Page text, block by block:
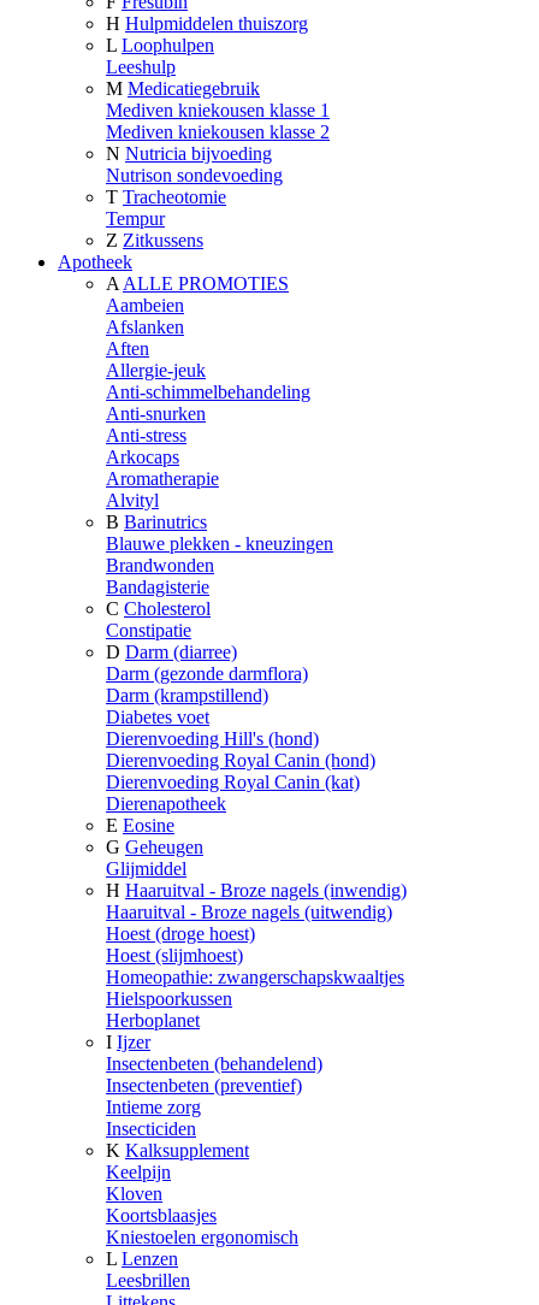
H Hulpmiddelen thuiszorg
L Loophulpen
Leeshulp
M Medicatiegebruik
Mediven kniekousen klasse 1
Mediven kniekousen klasse 2
N Nutricia bijvoeding
Nutrison sondevoeding
T Tracheotomie
Tempur
Z Zitkussens
Apotheek
A ALLE PROMOTIES
Aambeien
Afslanken
Aften
Allergie-jeuk
Anti-schimmelbehandeling
Anti-snurken
Anti-stress
Arkocaps
Aromatherapie
Alvityl
B Barinutrics
Blauwe plekken - kneuzingen
Brandwonden
Bandagisterie
C Cholesterol
Constipatie
D Darm (diarree)
Darm (gezonde darmflora)
Darm (krampstillend)
Diabetes voet
Dierenvoeding Hill's (hond)
Dierenvoeding Royal Canin (hond)
Dierenvoeding Royal Canin (kat)
Dierenapotheek
E Eosine
G Geheugen
Glijmiddel
H Haaruitval - Broze nagels (inwendig)
Haaruitval - Broze nagels (uitwendig)
Hoest (droge hoest)
Hoest (slijmhoest)
Homeopathie: zwangerschapskwaaltjes
Hielspoorkussen
Herboplanet
I Ijzer
Insectenbeten (behandelend)
Insectenbeten (preventief)
Intieme zorg
Insecticiden
K Kalksupplement
Keelpijn
Kloven
Koortsblaasjes
Kniestoelen ergonomisch
L Lenzen
Leesbrillen